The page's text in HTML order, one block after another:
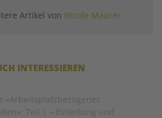
Artikel von Nicole Maurer
INTERESSIEREN
«Arbeitsplatzbezogenes
Teil 1 – Einleitung und